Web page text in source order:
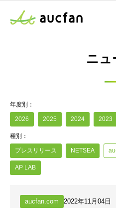
ニュ
年度別：
2026 2025 2024 2023
種別：
プレスリリース NETSEA
AP LAB
aucfan.com 2022年11月04日